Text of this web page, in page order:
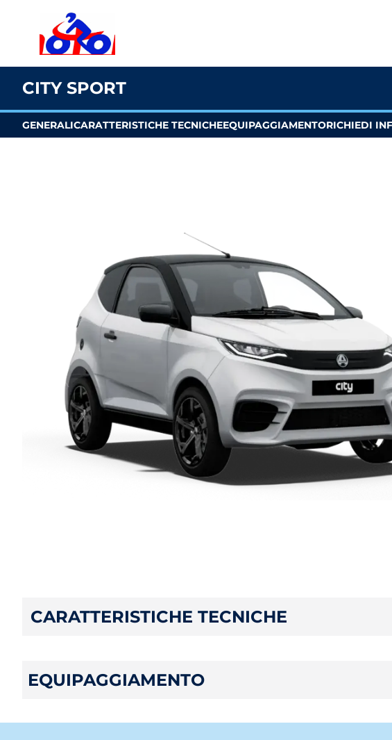
CITY SPORT
GENERALICARATTERISTICHE TECNICHEEQUIPAGGIAMENTORICHIEDI
CARATTERISTICHE TECNICHE
EQUIPAGGIAMENTO